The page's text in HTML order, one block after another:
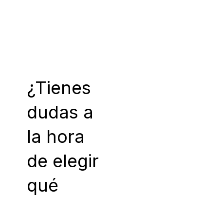
¿Tienes
dudas a
la hora
de elegir
qué